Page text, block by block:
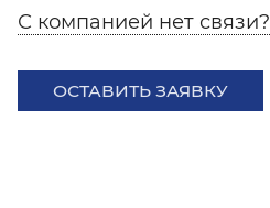
С компанией нет связи?
ОСТАВИТЬ ЗАЯВКУ